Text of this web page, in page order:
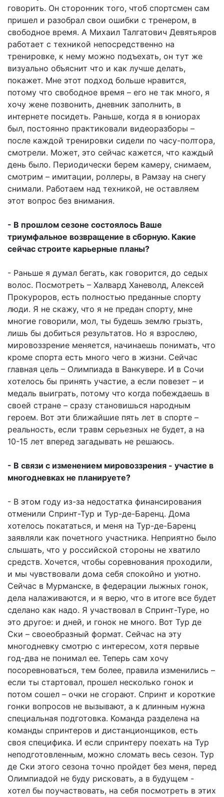
говорить. Он сторонник того, чтоб спортсмен сам
пришел и разобрал свои ошибки с тренером, в
свободное время. А Михаил Талгатович Девятьяров
работает с техникой непосредственно на
тренировке, к нему можно подъехать, он тут же
визуально объяснит что и как лучше делать,
покажет. Мне этот подход больше нравится,
потому что свободное время – его не так много, я
хочу жене позвонить, дневник заполнить, в
интернете посидеть. Раньше, когда я в юниорах
был, постоянно практиковали видеоразборы –
после каждой тренировки сидели по часу-полтора,
смотрели. Может, это сейчас кажется, что каждый
день было. Периодически берем камеру, снимаем,
смотрим – имитации, роллеры, в Рамзау на снегу
снимали. Работаем над техникой, не оставляем
этот вопрос без внимания.
- В прошлом сезоне состоялось Ваше
триумфальное возвращение в сборную. Какие
сейчас строите карьерные планы?
- Раньше я думал бегать, как говорится, до седых
волос. Посмотреть – Халвард Ханеволд, Алексей
Прокуроров, есть полностью преданные спорту
люди. Я не скажу, что я не предан спорту, мне
многие говорили, мол, ты будешь землю грызть,
лишь бы добиться результатов. Но я взрослею,
мировоззрение меняется, начинаешь понимать, что
кроме спорта есть много чего в жизни. Сейчас
главная цель – Олимпиада в Ванкувере. И в Сочи
хотелось бы принять участие, а если повезет – и
медаль выиграть, потому что когда побеждаешь в
своей стране – сразу становишься народным
героем. Вот эти ближайшие пять лет в спорте –
реальность, если травм серьезных не будет, а на
10-15 лет вперед загадывать не решаюсь.
- В связи с изменением мировоззрения - участие в
многодневках не планируете?
- В этом году из-за недостатка финансирования
отменили Спринт-Тур и Тур-де-Баренц. Дома
хотелось покататься, и меня на Тур-де-Баренц
заявляли как почетного участника. Неприятно было
слышать, что у российской стороны не хватило
средств. Хочется, чтобы соревнования проходили,
и мы чувствовали дома себя спокойно и уютно.
Сейчас в Мурманске, в федерации лыжных гонок,
дела налаживаются, и я верю, что в итоге все будет
сделано как надо. Я участвовал в Спринт-Туре, но
это другое: и дней, и гонок не много. Вот Тур де
Ски – своеобразный формат. Сейчас на эту
многодневку смотрю с интересом, хотя первые
год-два не понимал ее. Теперь сам хочу
посоревноваться, тем более, правила изменились –
если ты стартовал, прошел несколько гонок и
потом сошел – очки не сгорают. Спринт и короткие
гонки вопросов не вызывают, а к длинным нужна
специальная подготовка. Команда разделена на
команды спринтеров и дистанционщиков, есть
своя специфика. И если спринтеру поехать на Тур
неподготовленным, можно сломать весь сезон. Тур
де Ски этого сезона точно пройдет без меня, перед
Олимпиадой не буду рисковать, а в будущем -
хотел бы поучаствовать, на себя посмотреть в этих